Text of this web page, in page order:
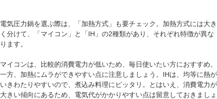
電気圧力鍋を選ぶ際は、「加熱方式」も要チェック。加熱方式には大き
く分けて、「マイコン」と「IH」の2種類があり、それぞれ特徴が異な
ります。
マイコンは、比較的消費電力が低いため、毎日使いたい方におすすめ。
一方、加熱にムラができやすい点に注意しましょう。IHは、均等に熱が
いきわたりやすいので、煮込み料理にピッタリ。とはいえ、消費電力が
大きい傾向にあるため、電気代がかかりやすい点は留意しておきましょ